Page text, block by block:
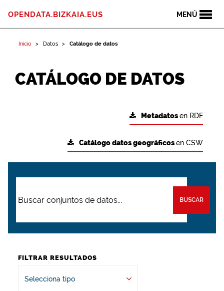
MENÚ
OPENDATA.BIZKAIA.EUS
Inicio Datos Catálogo de datos
CATÁLOGO DE DATOS
Metadatosen RDF
Catálogo datos geográficosen CSW
BUSCAR
FILTRAR RESULTADOS
Selecciona tipo